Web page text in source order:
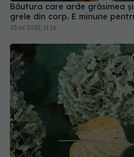
Băutura care arde grăsimea
grele din corp. E minune
03 iul 2025, 11:16